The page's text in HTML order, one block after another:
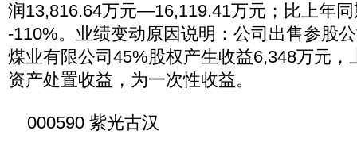
润13,816.64万元—16,119.41万元；比上年
-110%。业绩变动原因说明：公司出售参股
煤业有限公司45%股权产生收益6,348万元，
资产处置收益，为一次性收益。
000590 紫光古汉